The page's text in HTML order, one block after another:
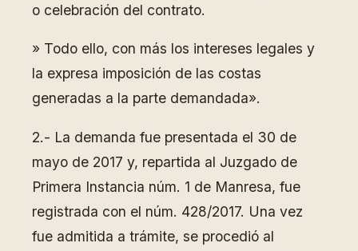
o celebración del contrato.
» Todo ello, con más los intereses legales y
la expresa imposición de las costas
generadas a la parte demandada».
2.- La demanda fue presentada el 30 de
mayo de 2017 y, repartida al Juzgado de
Primera Instancia núm. 1 de Manresa, fue
registrada con el núm. 428/2017. Una vez
fue admitida a trámite, se procedió al